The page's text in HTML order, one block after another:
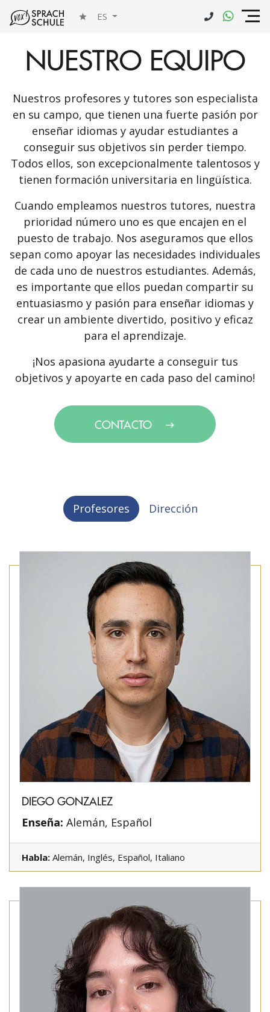
ES
NUESTRO EQUIPO
Nuestros profesores y tutores son especialista
en su campo, que tienen una fuerte pasión por
enseñar idiomas y ayudar estudiantes a
conseguir sus objetivos sin perder tiempo.
Todos ellos, son excepcionalmente talentosos y
tienen formación universitaria en lingüística.
Cuando empleamos nuestros tutores, nuestra
prioridad número uno es que encajen en el
puesto de trabajo. Nos aseguramos que ellos
sepan como apoyar las necesidades individuales
de cada uno de nuestros estudiantes. Además,
es importante que ellos puedan compartir su
entuasiasmo y pasión para enseñar idiomas y
crear un ambiente divertido, positivo y eficaz
para el aprendizaje.
¡Nos apasiona ayudarte a conseguir tus
objetivos y apoyarte en cada paso del camino!
CONTACTO
Profesores Dirección
DIEGO GONZALEZ
Enseña: Alemán, Español
Habla: Alemán, Inglés, Español, Italiano